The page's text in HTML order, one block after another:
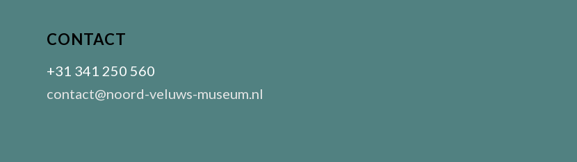
CONTACT
+31 341 250 560
contact@noord-veluws-museum.nl